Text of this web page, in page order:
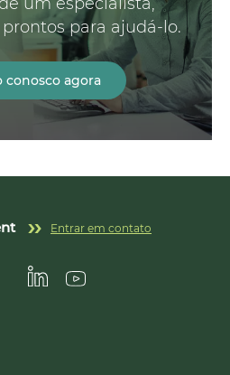
para ajudá-lo.
agora
Entrar em contato